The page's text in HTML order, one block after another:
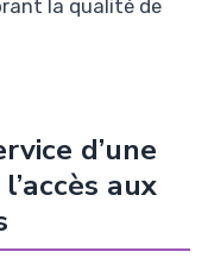
la qualité de
d’une
aux